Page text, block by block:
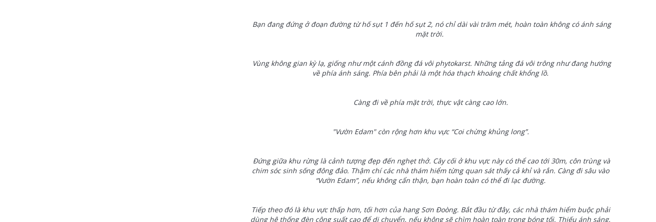
Bạn đang đứng ở đoạn đường từ hố sụt 1 đến hố sụt 2, nó chỉ dài vài trăm mét, hoàn toàn không có ánh sáng
mặt trời.
Vùng không gian kỳ lạ, giống như một cánh đồng đá vôi phytokarst. Những tảng đá vôi trông như đang hướng
về phía ánh sáng. Phía bên phải là một hóa thạch khoáng chất khổng lồ.
Càng đi về phía mặt trời, thực vật càng cao lớn.
"Vườn Edam" còn rộng hơn khu vực “Coi chừng khủng long”.
Đứng giữa khu rừng là cảnh tượng đẹp đến nghẹt thở. Cây cối ở khu vực này có thể cao tới 30m, côn trùng và
chim sóc sinh sống đông đảo. Thậm chí các nhà thám hiểm từng quan sát thấy cả khỉ và rắn. Càng đi sâu vào
“Vườn Edam”, nếu không cẩn thận, bạn hoàn toàn có thể đi lạc đường.
Tiếp theo đó là khu vực thấp hơn, tối hơn của hang Sơn Đoòng. Bắt đầu từ đây, các nhà thám hiểm buộc phải
dùng hệ thống đèn công suất cao để di chuyển, nếu không sẽ chìm hoàn toàn trong bóng tối. Thiếu ánh sáng,